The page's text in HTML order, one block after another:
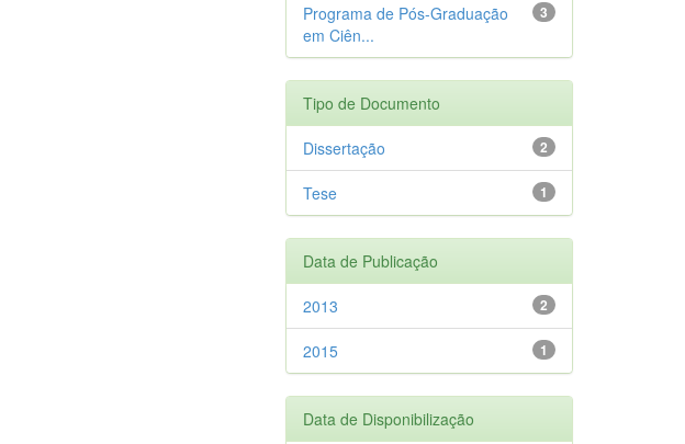
3
Programa de Pós-Graduação
em Ciên...
Tipo de Documento
2
Dissertação
1
Tese
Data de Publicação
2
2013
1
2015
Data de Disponibilização